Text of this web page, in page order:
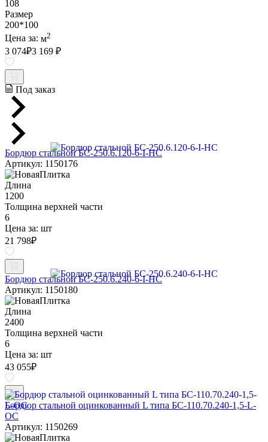
108
Размер
200*100
Цена за: м2
3 074₽3 169 ₽
Под заказ
Бордюр стальной БС-250.6.120-6-I-НС
Артикул: 1150176
Длина
1200
Толщина верхней части
6
Цена за: шт
21 798₽
Бордюр стальной БС-250.6.240-6-I-НС
Артикул: 1150180
Длина
2400
Толщина верхней части
6
Цена за: шт
43 055₽
Бордюр стальной оцинкованный L типа БС-110.70.240-1,5-L-
ОС
Артикул: 1150269